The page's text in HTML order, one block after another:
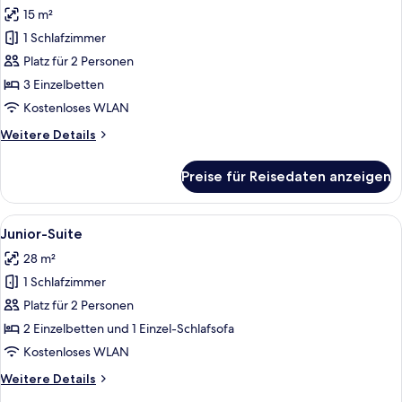
für
Dreibettzimmer
anzeigen
15 m²
1 Schlafzimmer
Platz für 2 Personen
3 Einzelbetten
Kostenloses WLAN
Weitere Details
Weitere
Preise für Reisedaten anzeigen
Alle
Fotos
für
Junior-
Suite
anzeigen
Ein Hotelzimmer mit einem Bett,
4
Junior-Suite
28 m²
1 Schlafzimmer
Platz für 2 Personen
2 Einzelbetten und 1 Einzel-Schlafsofa
Kostenloses WLAN
Weitere Details
Weitere